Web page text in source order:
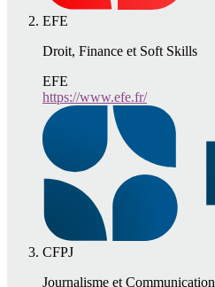
EFE
Droit, Finance et Soft Skills
EFE
https://www.efe.fr/
CFPJ
Journalisme et Communication